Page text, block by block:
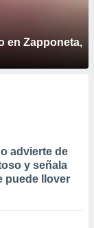
en Zapponeta,
advierte de
y señala
puede llover